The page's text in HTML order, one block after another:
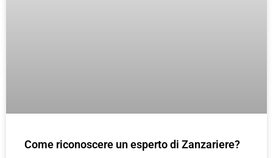
Come riconoscere un esperto di Zanzariere?